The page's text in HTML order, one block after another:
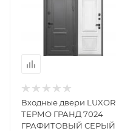
Входные двери LUXOR
ТЕРМО ГРАНД 7024
ГРАФИТОВЫЙ СЕРЫЙ